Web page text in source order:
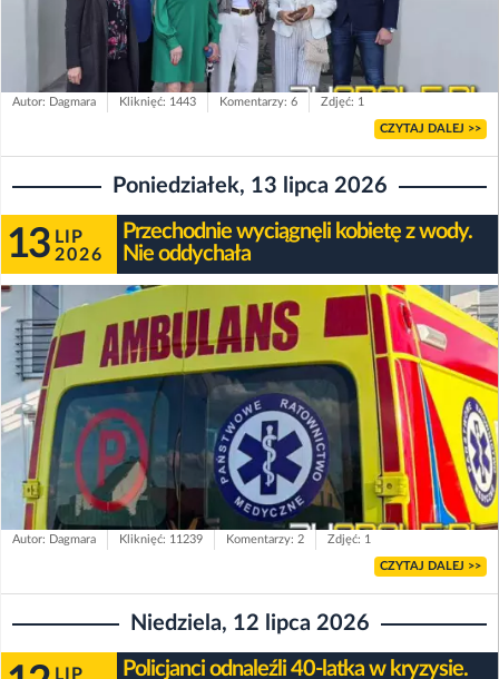
Autor: Dagmara Kliknięć: 1443 Komentarzy: 6 Zdjęć: 1
CZYTAJ DALEJ >>
Poniedziałek, 13 lipca 2026
13 LIP
2026
Przechodnie wyciągnęli kobietę z wody.
Nie oddychała
Autor: Dagmara Kliknięć: 11239 Komentarzy: 2 Zdjęć: 1
CZYTAJ DALEJ >>
Niedziela, 12 lipca 2026
LIP Policjanci odnaleźli 40-latka w kryzysie.